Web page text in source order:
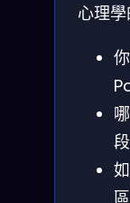
心理